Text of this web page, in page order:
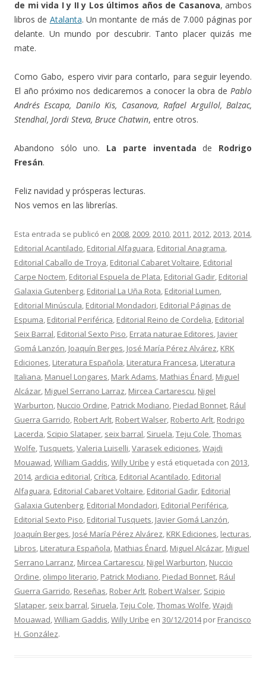
de mi vida I y II y Los últimos años de Casanova, ambos
libros de Atalanta. Un montante de más de 7.000 páginas por
delante. Un mundo por descubrir. Tanto placer quizás me
mate.
Como Gabo, espero vivir para contarlo, para seguir leyendo.
El año próximo nos dedicaremos a conocer la obra de Pablo
Andrés Escapa, Danilo Kis, Casanova, Rafael Argullol, Balzac,
Stendhal, Jordi Steva, Bruce Chatwin, entre otros.
Abandono sólo uno. La parte inventada de Rodrigo
Fresán.
Feliz navidad y prósperas lecturas.
Nos vemos en las librerías.
Esta entrada se publicó en 2008 2009 2010 2011 2012 2013 2014,
Editorial Acantilado Editorial Alfaguara Editorial Anagrama
Editorial Caballo de Troya Editorial Cabaret Voltaire Editorial
Carpe Noctem Editorial Espuela de Plata Editorial Gadir Editorial
Galaxia Gutenberg Editorial La Uña Rota Editorial Lumen
Editorial Minúscula Editorial Mondadori Editorial Páginas de
Espuma Editorial Periférica Editorial Reino de Cordelia Editorial
Seix Barral Editorial Sexto Piso Errata naturae Editores Javier
Gomá Lanzón Joaquín Berges José María Pérez Alvárez KRK
Ediciones Literatura Española Literatura Francesa Literatura
Italiana Manuel Longares Mark Adams Mathias Énard Miguel
Alcázar Miguel Serrano Larraz Mircea Cartarescu Nigel
Warburton Nuccio Ordine Patrick Modiano Piedad Bonnet Rául
Guerra Garrido Robert Arlt Robert Walser Roberto Arlt Rodrigo
Lacerda Scipio Slataper seix barral Siruela Teju Cole Thomas
Wolfe Tusquets Valeria Luiselli Varasek ediciones Wajdi
Mouawad William Gaddis Willy Uribe y está etiquetada con 2013
2014, ardicia editorial Crítica Editorial Acantilado Editorial
Alfaguara Editorial Cabaret Voltaire Editorial Gadir Editorial
Galaxia Gutenberg Editorial Mondadori Editorial Periférica
Editorial Sexto Piso Editorial Tusquets Javier Gomá Lanzón
Joaquín Berges José María Pérez Alvárez KRK Ediciones lecturas
Libros Literatura Española Mathias Énard Miguel Alcázar Miguel
Serrano Larranz Mircea Cartarescu Nigel Warburton Nuccio
Ordine olimpo literario Patrick Modiano Piedad Bonnet Rául
Guerra Garrido Reseñas Rober Arlt Robert Walser Scipio
Slataper seix barral Siruela Teju Cole Thomas Wolfe Wajdi
Mouawad William Gaddis Willy Uribe en 30/12/2014por Francisco
H. González.